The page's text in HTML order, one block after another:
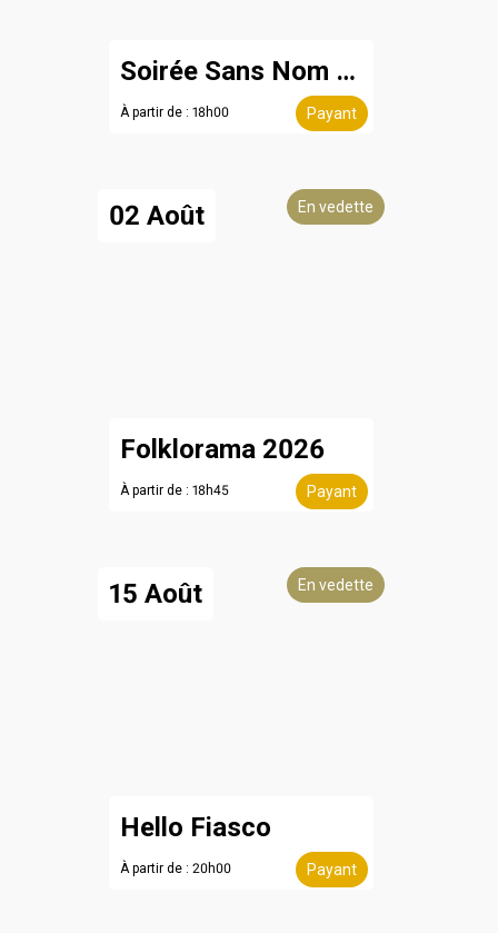
Soirée Sans Nom - 8 août
À partir de : 18h00 Payant
02 Août En vedette
Folklorama 2026
À partir de : 18h45 Payant
15 Août En vedette
Hello Fiasco
À partir de : 20h00 Payant